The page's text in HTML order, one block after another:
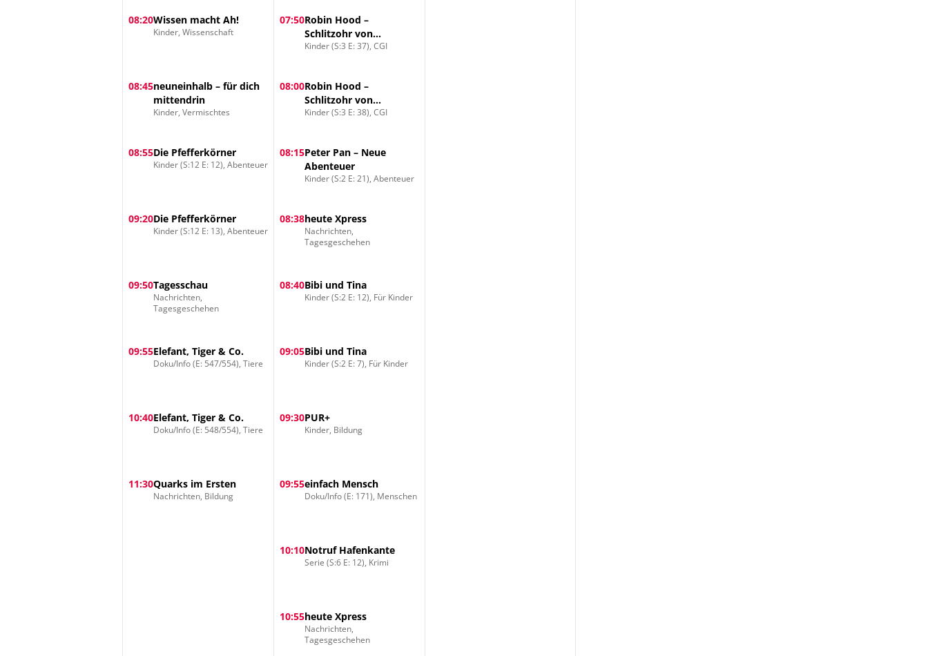
08:20Wissen macht Ah!
Kinder, Wissenschaft
08:45neuneinhalb – für dich
mittendrin
Kinder, Vermischtes
08:55Die Pfefferkörner
Kinder (S:12 E: 12), Abenteuer
09:20Die Pfefferkörner
Kinder (S:12 E: 13), Abenteuer
09:50Tagesschau
Nachrichten,
Tagesgeschehen
09:55Elefant, Tiger & Co.
Doku/Info (E: 547/554), Tiere
10:40Elefant, Tiger & Co.
Doku/Info (E: 548/554), Tiere
11:30Quarks im Ersten
Nachrichten, Bildung
07:50Robin Hood –
Schlitzohr von
Sherwood
Kinder (S:3 E: 37), CGI
08:00Robin Hood –
Schlitzohr von
Sherwood
Kinder (S:3 E: 38), CGI
08:15Peter Pan – Neue
Abenteuer
Kinder (S:2 E: 21), Abenteuer
08:38heute Xpress
Nachrichten,
Tagesgeschehen
08:40Bibi und Tina
Kinder (S:2 E: 12), Für Kinder
09:05Bibi und Tina
Kinder (S:2 E: 7), Für Kinder
09:30PUR+
Kinder, Bildung
09:55einfach Mensch
Doku/Info (E: 171), Menschen
10:10Notruf Hafenkante
Serie (S:6 E: 12), Krimi
10:55heute Xpress
Nachrichten,
Tagesgeschehen